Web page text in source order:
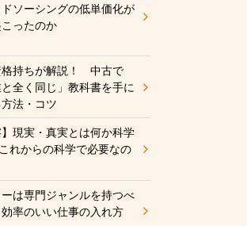
ソーシングの低単価化が
ったのか
格持ちが解説！ 中古で
と全く同じ」教科書を手に
方法・コツ
】現実・真実とは何か科学
れからの科学で必要なの
は専門ジャンルを持つべ
率のいい仕事の入れ方